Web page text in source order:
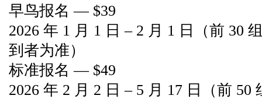
早鸟报名 — $39
2026 年 1 月 1 日 – 2 月 1 日（前 30
到者为准）
标准报名 — $49
2026 年 2 月 2 日 – 5 月 17 日（前